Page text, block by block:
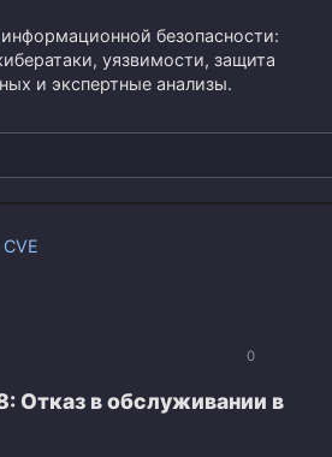
безопасности:
уязвимости, защита
и экспертные анализы.
CVE
0
Отказ в обслуживании в